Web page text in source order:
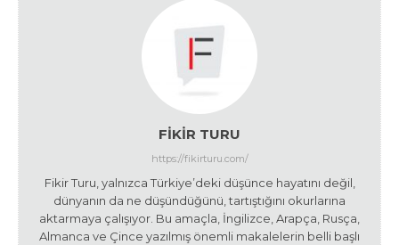
FIKIR TURU
https://fikirturu.com/
Fikir Turu, yalnızca Türkiye’deki düşünce hayatını değil,
dünyanın da ne düşündüğünü, tartıştığını okurlarına
aktarmaya çalışıyor. Bu amaçla, İngilizce, Arapça, Rusça,
Almanca ve Çince yazılmış önemli makalelerin belli başlı